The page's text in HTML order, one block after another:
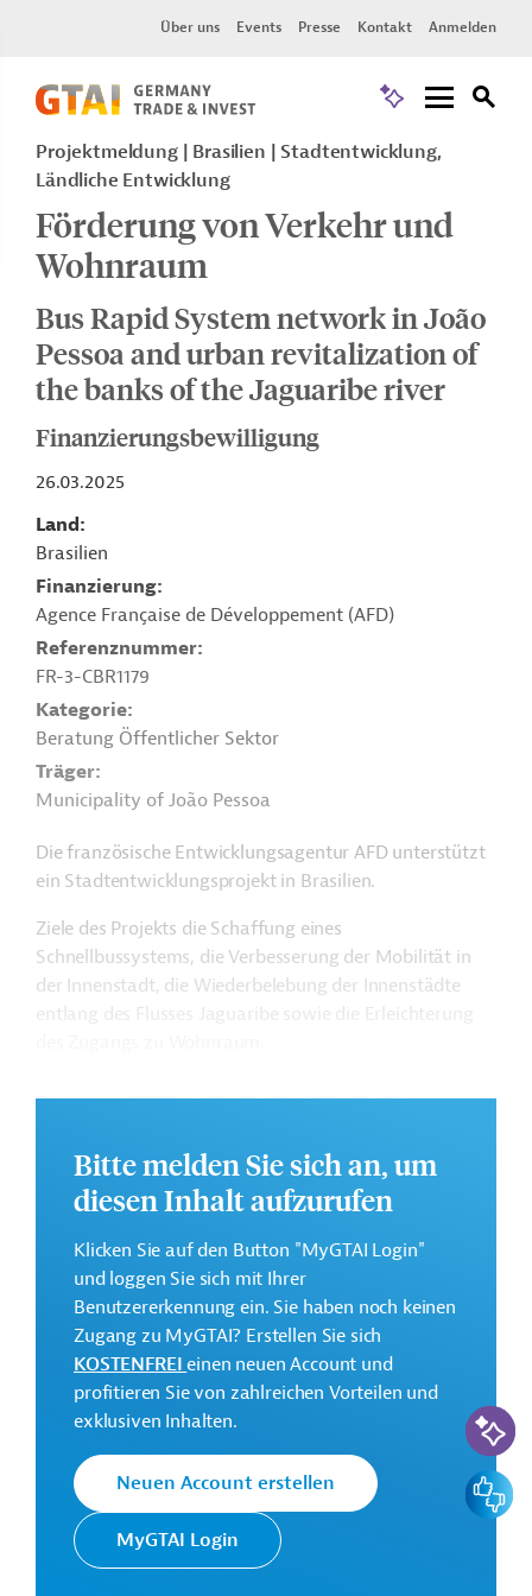
Über uns Events Presse Kontakt Anmelden
Projektmeldung Brasilien
Stadtentwicklung,
Ländliche Entwicklung
Förderung von Verkehr und
Wohnraum
Bus Rapid System network in João
Pessoa and urban revitalization of
the banks of the Jaguaribe river
Finanzierungsbewilligung
26.03.2025
Land
Brasilien
Finanzierung
Agence Française de Développement (AFD)
Referenznummer
FR-3-CBR1179
Kategorie
Beratung Öffentlicher Sektor
Träger
Municipality of João Pessoa
Die französische Entwicklungsagentur AFD unterstützt
ein Stadtentwicklungsprojekt in Brasilien.
Ziele des Projekts die Schaffung eines
Schnellbussystems, die Verbesserung der Mobilität in
der Innenstadt, die Wiederbelebung der Innenstädte
entlang des Flusses Jaguaribe sowie die Erleichterung
Weitere Informationen zu dem Entwicklungsprojekt
finden Sie auf der
Webseite der AFD
Regularien und praktische Hinweise zur
Geschäftsanbahnung.
Geberbeitrag:
44,36 Millionen Euro (Darlehen)
Kontaktadressen
Die AFD finanziert und
Bitte melden Sie sich an, um
diesen Inhalt aufzurufen
Klicken Sie auf den Button "MyGTAI Login"
und loggen Sie sich mit Ihrer
Benutzererkennung ein. Sie haben noch keinen
Zugang zu MyGTAI? Erstellen Sie sich
KOSTENFREIeinen neuen Account und
profitieren Sie von zahlreichen Vorteilen und
exklusiven Inhalten.
Neuen Account erstellen
MyGTAI Login
KI-